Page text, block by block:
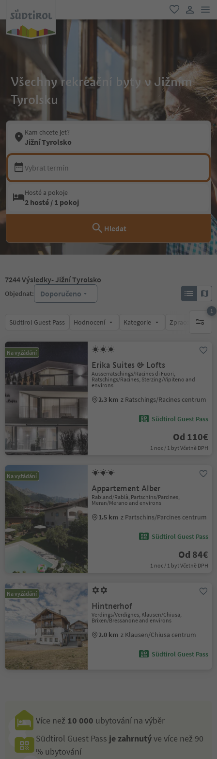
oblíbené
Všechny rekreační byty v Jižním
Tyrolsku
Kam chcete jet?
Jižní Tyrolsko
Vybrat termín
Hosté a pokoje
2 hosté / 1 pokoj
Hledat
7244Výsledky- Jižní Tyrolsko
Objednat: Doporučeno
Südtirol Guest Pass Hodnocení Kategorie Zpracovává
1
1
Na vyžádání
Erika Suites & Lofts
Ausserratschings/Racines di Fuori,
Ratschings/Racines, Sterzing/Vipiteno and
environs
2.3 km z Ratschings/Racines centrum
Südtirol Guest Pass
Od 110€
1 noc / 1 byt Včetně DPH
Na vyžádání
Appartement Alber
Rabland/Rablà, Partschins/Parcines,
Meran/Merano and environs
1.5 km z Partschins/Parcines centrum
Südtirol Guest Pass
Od 84€
1 noc / 1 byt Včetně DPH
Na vyžádání
Hintnerhof
Verdings/Verdignes, Klausen/Chiusa,
Brixen/Bressanone and environs
2.0 km z Klausen/Chiusa centrum
Südtirol Guest Pass
Více než 10 000 ubytování na výběr
Südtirol Guest Pass je zahrnutýve více než 90
% ubytování